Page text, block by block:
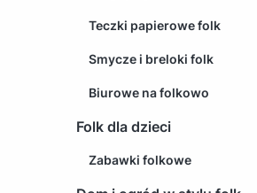
Teczki papierowe folk
Smycze i breloki folk
Biurowe na folkowo
Folk dla dzieci
Zabawki folkowe